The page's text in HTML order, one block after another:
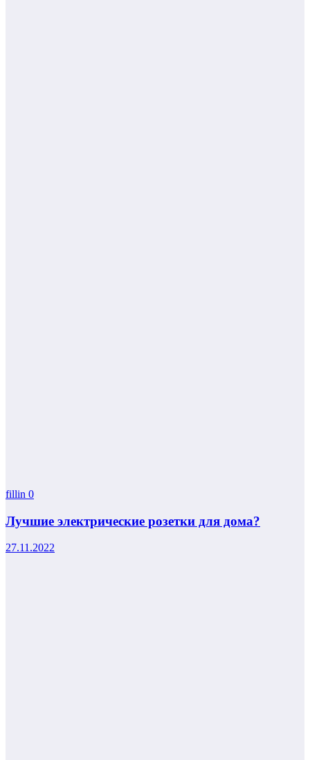
fillin 0
Лучшие электрические розетки для дома?
27.11.2022